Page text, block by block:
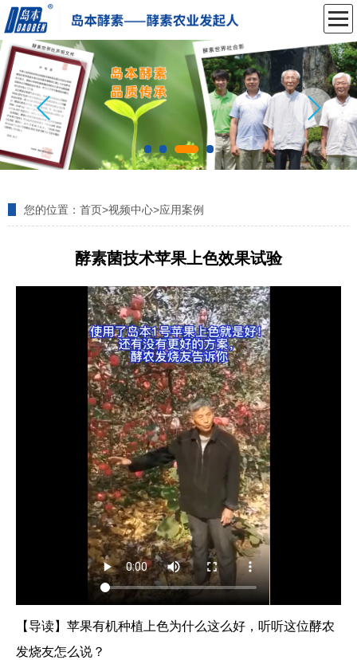
您的位置： 首页>视频中心>应用案例
酵素菌技术苹果上色效果试验
【导读】苹果有机种植上色为什么这么好，听听这位酵农
发烧友怎么说？